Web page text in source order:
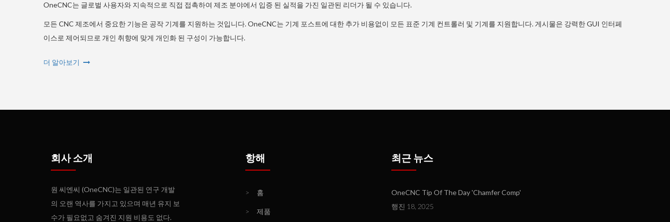
OneCNC는 글로벌 사용자와 지속적으로 직접 접촉하여 제조 분야에서 입증 된 실적을 가진 일관된 리더가 될 수 있습니다.
모든 CNC 제조에서 중요한 기능은 공작 기계를 지원하는 것입니다. OneCNC는 기계 포스트에 대한 추가 비용없이 모든 표준 기계 컨트롤러 및 기계를 지원합니다. 게시물은 강력한 GUI 인터페
이스로 제어되므로 개인 취향에 맞게 개인화 된 구성이 가능합니다.
더 알아보기
회사 소개
원 씨엔씨 (OneCNC)는 일관된 연구 개발
의 오랜 역사를 가지고 있으며 매년 유지 보
수가 필요없고 숨겨진 지원 비용도 없다.
항해
> 홈
> 제품
최근 뉴스
OneCNC Tip Of The Day 'Chamfer Comp'
행진 18, 2025